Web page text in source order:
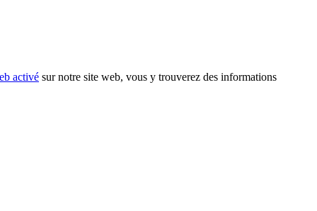
activé sur notre site web, vous y trouverez des informations